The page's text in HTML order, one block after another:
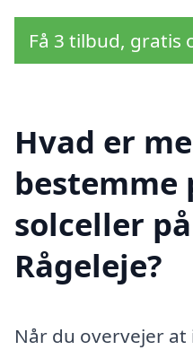
Få 3 tilbud, gratis
Hvad er
bestemme
solceller
Rågeleje?
Når du overvejer at